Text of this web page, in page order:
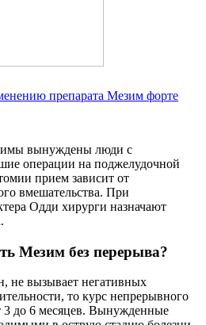
препарата Мезим форте
вынуждены люди с
операции на поджелудочной
прием зависит от
вмешательства. При
Одди хирурги назначают
Мезим без перерыва?
не вызывает негативных
то курс непрерывного
3 до 6 месяцев. Вынужденные